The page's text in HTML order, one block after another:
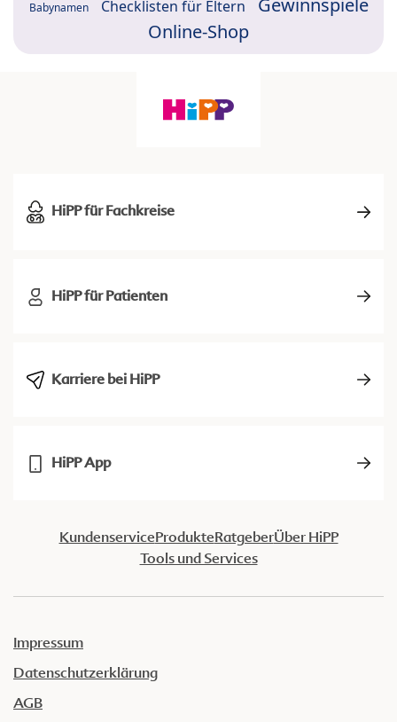
Babynamen Checklisten für Eltern
Online-Shop
HiPP für Fachkreise
HiPP für Patienten
Karriere bei HiPP
HiPP App
KundenserviceProdukteRatgeberÜber HiPP
Tools und Services
Impressum
Datenschutzerklärung
AGB